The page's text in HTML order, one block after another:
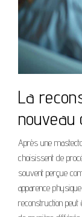
La
nouveau
Après une
choisissent de
souvent perçue
apparence
reconstruction